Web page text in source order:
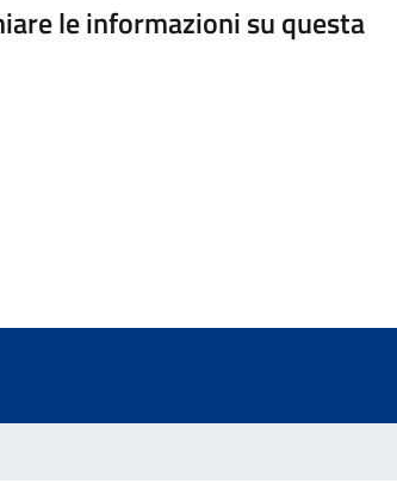
le informazioni su questa